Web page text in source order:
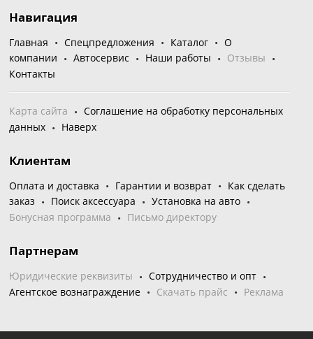
Навигация
Главная Спецпредложения Каталог
О
компании
Автосервис Наши работы
Отзывы
Контакты
Карта сайта
Соглашение на обработку персональных
данных
Наверх
Клиентам
Оплата и доставка Гарантии и возврат
Как сделать
заказ
Поиск аксессуара
Установка на авто
Бонусная программа
Письмо директору
Партнерам
Юридические реквизиты
Сотрудничество и опт
Агентское вознаграждение
Скачать прайс Реклама